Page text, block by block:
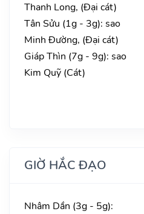
Thanh Long, (Đại cát)
Tân Sửu (1g - 3g): sao
Minh Đường, (Đại cát)
Giáp Thìn (7g - 9g): sao
Kim Quỹ (Cát)
GIỜ HẮC ĐẠO
Nhâm Dần (3g - 5g):